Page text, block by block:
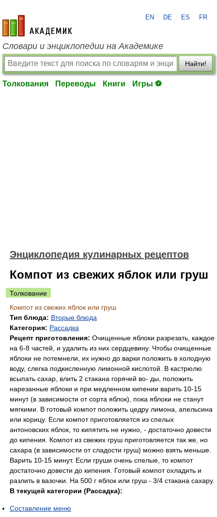
academic.ru
EN DE ES FR
Словари и энциклопедии на Академике
Найти!
Толкования Переводы Книги Игры ⚽
Энциклопедия кулинарных рецептов
Компот из свежих яблок или груш
Толкование
Компот из свежих яблок или груш
Тип блюда: Вторые блюда
Категория: Рассадка
Рецепт приготовления: Очищенные яблоки разрезать, каждое
на 6-8 частей, и удалить из них сердцевину. Чтобы очищенные
яблоки не потемнели, их нужно до варки положить в холодную
воду, слегка подкисленную лимонной кислотой. В кастрюлю
всыпать сахар, влить 2 стакана горячей во- ды, положить
нарезанные яблоки и при медленном кипении варить 10-15
минут (в зависимости от сорта яблок), пока яблоки не станут
мягкими. В готовый компот положить цедру лимона, апельсина
или корицу. Если компот приготовляется из спелых
антоновских яблок, то кипятить не нужно, - достаточно довести
до кипения. Компот из свежих груш приготовляется так же, но
сахара (в зависимости от сладости груш) можно взять меньше.
Варить 10-15 минут. Если груши очень спелые, то компот
достаточно довести до кипения. Готовый компот охладить и
разлить в вазочки. На 500 г яблок или груш - 3/4 стакана сахару.
В текущей категории (Рассадка):
Составление меню